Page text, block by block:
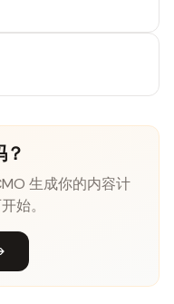
生成你的内容计
始。